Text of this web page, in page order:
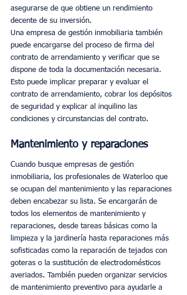
asegurarse de que obtiene un rendimiento
decente de su inversión.
Una empresa de gestión inmobiliaria también
puede encargarse del proceso de firma del
contrato de arrendamiento y verificar que se
dispone de toda la documentación necesaria.
Esto puede implicar preparar y evaluar el
contrato de arrendamiento, cobrar los depósitos
de seguridad y explicar al inquilino las
condiciones y circunstancias del contrato.
Mantenimiento y reparaciones
Cuando busque empresas de gestión
inmobiliaria, los profesionales de Waterloo que
se ocupan del mantenimiento y las reparaciones
deben encabezar su lista. Se encargarán de
todos los elementos de mantenimiento y
reparaciones, desde tareas básicas como la
limpieza y la jardinería hasta reparaciones más
sofisticadas como la reparación de tejados con
goteras o la sustitución de electrodomésticos
averiados. También pueden organizar servicios
de mantenimiento preventivo para ayudarle a